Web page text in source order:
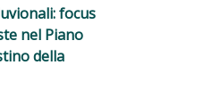
focus
nel Piano
della